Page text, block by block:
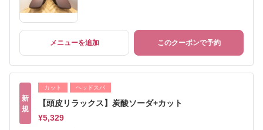
メニューを追加 このクーポンで予約
新
規
カット ヘッドスパ
【頭皮リラックス】炭酸ソーダ+カット
¥5,329